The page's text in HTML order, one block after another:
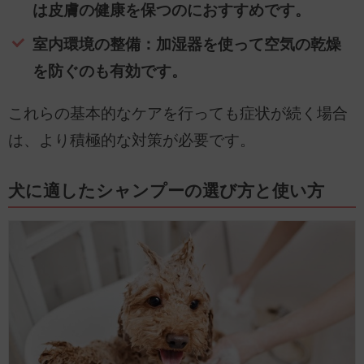
は皮膚の健康を保つのにおすすめです。
室内環境の整備：加湿器を使って空気の乾燥
を防ぐのも有効です。
これらの基本的なケアを行っても症状が続く場合
は、より積極的な対策が必要です。
犬に適したシャンプーの選び方と使い方